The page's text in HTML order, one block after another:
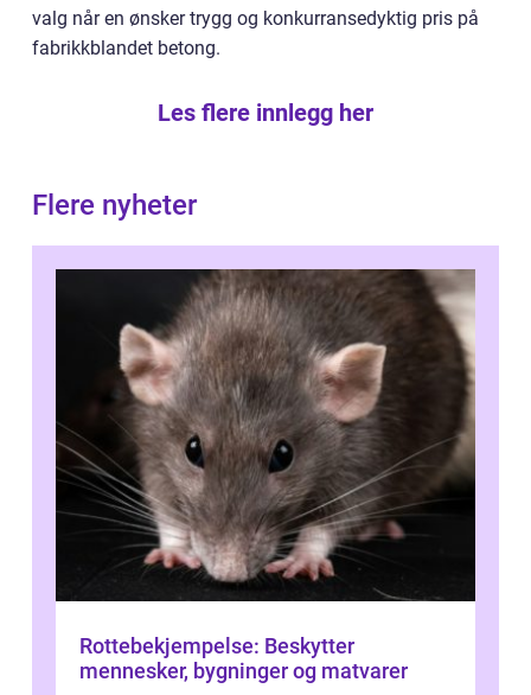
valg når en ønsker trygg og konkurransedyktig pris på
fabrikkblandet betong.
Les flere innlegg her
Flere nyheter
Rottebekjempelse: Beskytter
mennesker, bygninger og matvarer